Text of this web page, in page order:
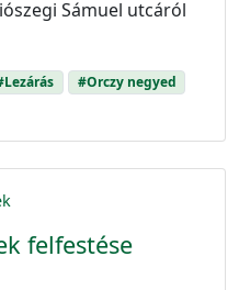
Sámuel utcáról
#Orczy negyed
felfestése